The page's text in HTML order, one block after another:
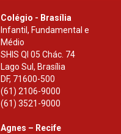
Colégio - Brasília
Infantil, Fundamental e
Médio
SHIS Ql 05 Chác. 74
Lago Sul, Brasília
DF, 71600-500
(61) 2106-9000
(61) 3521-9000
Agnes – Recife